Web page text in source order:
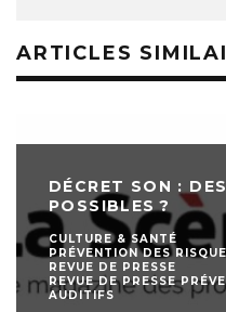
ARTICLES
DÉCRET SON :
POSSIBLES ?
CULTURE & SANTÉ
PRÉVENTION DES
REVUE DE PRESSE
REVUE DE PRESSE
AUDITIFS